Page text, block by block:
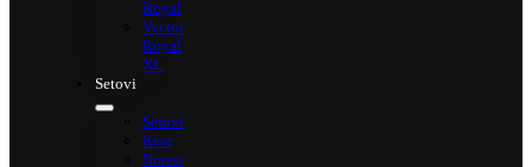
Royal
Vector
Royal
XL
Setovi
Setovi
Kese
Notesi